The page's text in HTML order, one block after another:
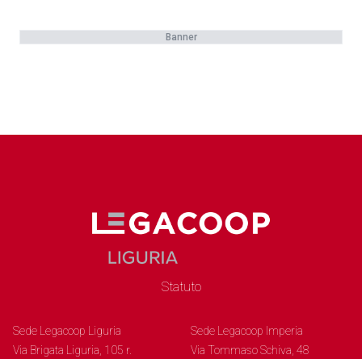
Banner
Statuto
Sede Legacoop Liguria
Via Brigata Liguria, 105 r.
Sede Legacoop Imperia
Via Tommaso Schiva, 48